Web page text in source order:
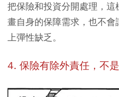
把保險和投資分開處理，
畫自身的保障需求，也不
上彈性缺乏。
4. 保險有除外責任，不